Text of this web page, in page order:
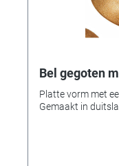
Bel gegoten
Platte vorm met
Gemaakt in